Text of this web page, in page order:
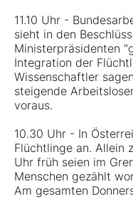
11.10 Uhr -
sieht in den
Ministerpräsidenten
Integration der
Wissenschaftler
steigende
voraus.
10.30 Uhr - In
Flüchtlinge an. Allein
Uhr früh seien im
Menschen gezählt
Am gesamten